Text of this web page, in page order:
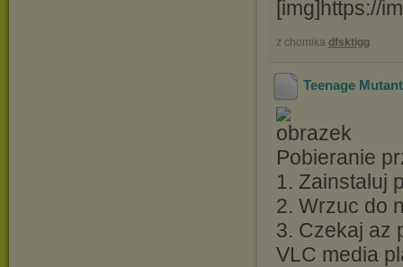
[img]https://
z chomika dfsktigg
Teenage
Pobieranie
1. Zainstaluj
2. Wrzuc do
3. Czekaj az
VLC media